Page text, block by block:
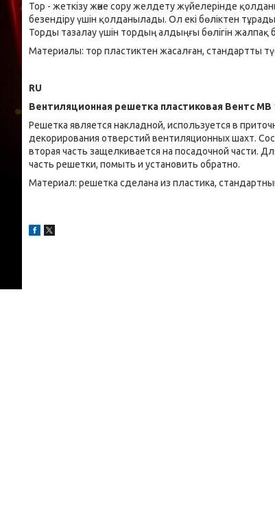
Тор - жеткізу және сору желдету жүйелерінде
безендіру үшін қолданылады. Ол екі бөліктен тұрады -
Торды тазалау үшін тордың алдыңғы бөлігін жалпақ
Материалы: тор пластиктен жасалған, стандартты
RU
Вентиляционная решетка пластиковая Вентс
Решетка является накладной, используется в
декорирования отверстий вентиляционных шахт.
вторая часть защелкивается на посадочной части.
часть решетки, помыть и установить обратно.
Материал: решетка сделана из пластика,